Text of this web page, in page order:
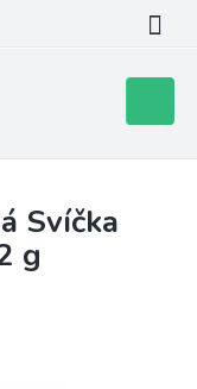
košík
Svíčka
g